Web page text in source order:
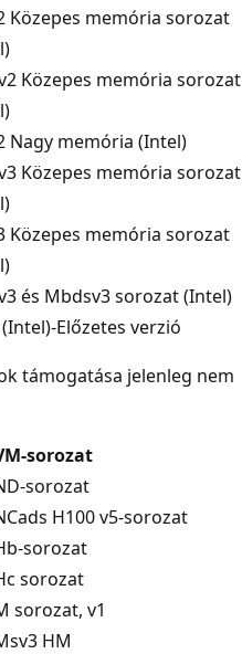
Közepes memória sorozat
Közepes memória sorozat
Nagy memória (Intel)
Közepes memória sorozat
Közepes memória sorozat
és Mbdsv3 sorozat (Intel)
(Intel)-Előzetes verzió
támogatása jelenleg nem
sorozat
sorozat
H100 v5-sorozat
sorozat
sorozat
sorozat, v1
HM